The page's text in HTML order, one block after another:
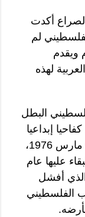
أكدت
لم
ويقدم
لهذه
البطل
إبداعيا
في يوم الأرض المجيد في 30 من آذار / مارس 1976،
عليها عام
الذي أفشل
الفلسطيني